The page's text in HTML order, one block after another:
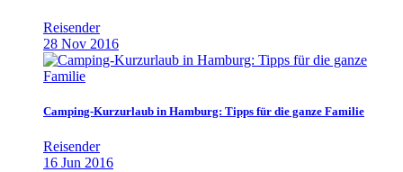
Reisender
28 Nov 2016
Camping-Kurzurlaub in Hamburg: Tipps für die ganze Familie
Reisender
16 Jun 2016